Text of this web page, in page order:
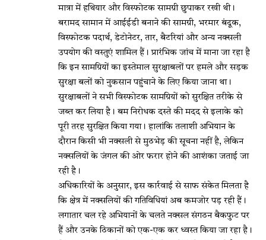
मात्रा में हथियार और विस्फोटक सामग्री छुपाकर रखी थी।
बरामद सामान में आईईडी बनाने की सामग्री, भरमार बंदूक,
विस्फोटक पदार्थ, डेटोनेटर, तार, बैटरियां और अन्य नक्सली
उपयोग की वस्तुएं शामिल हैं। प्रारंभिक जांच में माना जा रहा है
कि इन सामग्रियों का इस्तेमाल सुरक्षाबलों पर हमले और सड़क
सुरक्षा बलों को नुकसान पहुंचाने के लिए किया जाना था।
सुरक्षाबलों ने सभी विस्फोटक सामग्रियों को सुरक्षित तरीके से
जब्त कर लिया है। बम निरोधक दस्ते की मदद से इलाके को
पूरी तरह सुरक्षित किया गया। हालांकि तलाशी अभियान के
दौरान किसी भी नक्सली से मुठभेड़ की सूचना नहीं है, लेकिन
नक्सलियों के जंगल की ओर फरार होने की आशंका जताई जा
रही है।
अधिकारियों के अनुसार, इस कार्रवाई से साफ संकेत मिलता है
कि क्षेत्र में नक्सलियों की गतिविधियां अब कमजोर पड़ रही हैं।
लगातार चल रहे अभियानों के चलते नक्सल संगठन बैकफुट पर
हैं और उनके ठिकानों को एक-एक कर ध्वस्त किया जा रहा है।